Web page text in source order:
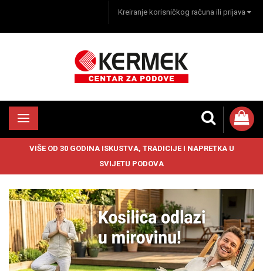
Kreiranje korisničkog računa ili prijava
VIŠE OD 30 GODINA ISKUSTVA, TRADICIJE I NAPRETKA U
SVIJETU PODOVA